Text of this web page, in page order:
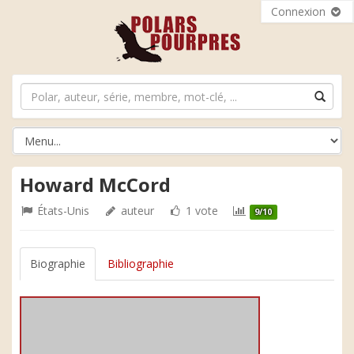
Connexion
Howard McCord
États-Unis auteur 1 vote 9/10
Biographie Bibliographie